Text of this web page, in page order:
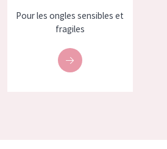
Pour les ongles sensibles et
fragiles